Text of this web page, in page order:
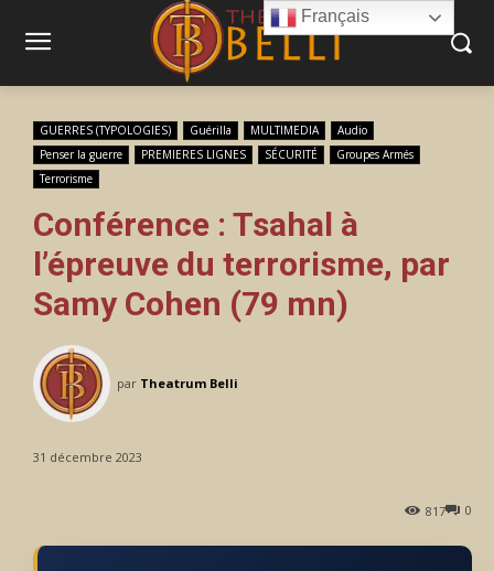
GUERRES (TYPOLOGIES) Guérilla MULTIMEDIA
Audio
Penser la guerre
PREMIERES LIGNES SÉCURITÉ
Groupes Armés
Terrorisme
Conférence : Tsahal à
l’épreuve du terrorisme, par
Samy Cohen (79 mn)
par Theatrum Belli
31 décembre 2023
0
817
Français